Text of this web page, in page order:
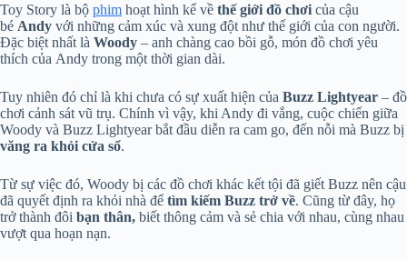
Toy Story là bộ phim hoạt hình kể về thế giới đồ chơi của cậu
bé Andy với những cảm xúc và xung đột như thế giới của con người.
Đặc biệt nhất là Woody – anh chàng cao bồi gỗ, món đồ chơi yêu
thích của Andy trong một thời gian dài.
Tuy nhiên đó chỉ là khi chưa có sự xuất hiện của Buzz Lightyear – đồ
chơi cảnh sát vũ trụ. Chính vì vậy, khi Andy đi vắng, cuộc chiến giữa
Woody và Buzz Lightyear bắt đầu diễn ra cam go, đến nỗi mà Buzz bị
văng ra khỏi cửa sổ.
Từ sự việc đó, Woody bị các đồ chơi khác kết tội đã giết Buzz nên cậu
đã quyết định ra khỏi nhà để tìm kiếm Buzz trở về. Cũng từ đây, họ
trở thành đôi bạn thân, biết thông cảm và sẻ chia với nhau, cùng nhau
vượt qua hoạn nạn.